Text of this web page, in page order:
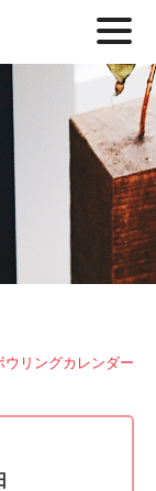
ウリングカレンダー